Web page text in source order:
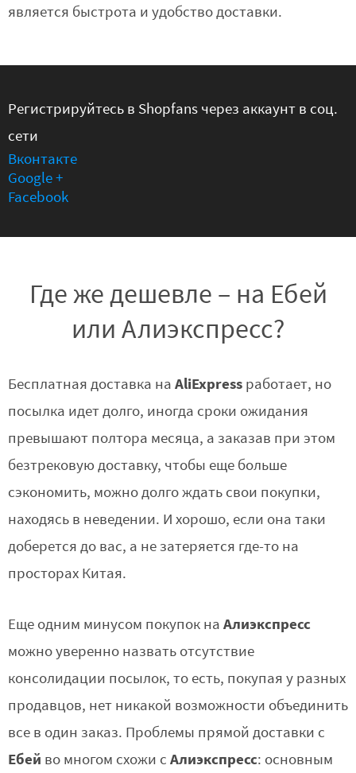
является быстрота и удобство доставки.
Регистрируйтесь в Shopfans через аккаунт в соц.
сети
Вконтакте
Google +
Facebook
Где же дешевле – на Ебей
или Алиэкспресс?
Бесплатная доставка на AliExpressработает, но
посылка идет долго, иногда сроки ожидания
превышают полтора месяца, а заказав при этом
безтрековую доставку, чтобы еще больше
сэкономить, можно долго ждать свои покупки,
находясь в неведении. И хорошо, если она таки
доберется до вас, а не затеряется где-то на
просторах Китая.
Еще одним минусом покупок на Алиэкспресс
можно уверенно назвать отсутствие
консолидации посылок, то есть, покупая у разных
продавцов, нет никакой возможности объединить
все в один заказ. Проблемы прямой доставки с
Ебей во многом схожи с Алиэкспресс: основным